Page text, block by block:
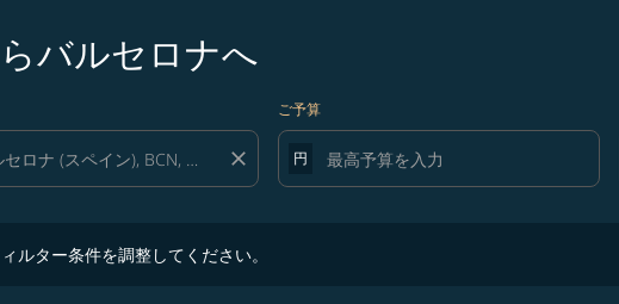
バルセロナへ
close
ご予算
円
ルター条件を調整してください。